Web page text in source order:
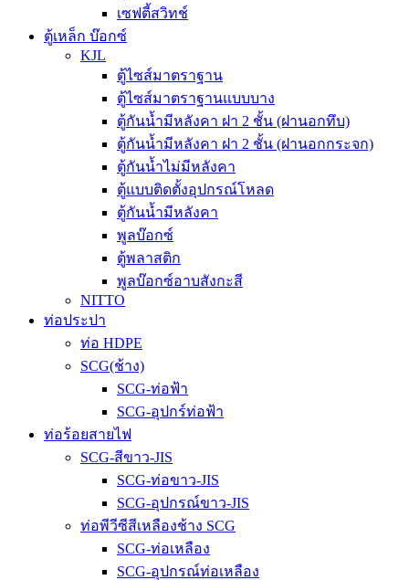
เซฟตี้สวิทช์
ตู้เหล็ก บ๊อกซ์
KJL
ตู้ไซส์มาตราฐาน
ตู้ไซส์มาตราฐานแบบบาง
ตู้กันน้ำมีหลังคา ฝา 2 ชั้น (ฝานอกทึบ)
ตู้กันน้ำมีหลังคา ฝา 2 ชั้น (ฝานอกกระจก)
ตู้กันน้ำไม่มีหลังคา
ตู้แบบติดตั้งอุปกรณ์โหลด
ตู้กันน้ำมีหลังคา
พูลบ๊อกซ์
ตู้พลาสติก
พูลบ๊อกซ์อาบสังกะสี
NITTO
ท่อประปา
ท่อ HDPE
SCG(ช้าง)
SCG-ท่อฟ้า
SCG-อุปกร์ท่อฟ้า
ท่อร้อยสายไฟ
SCG-สีขาว-JIS
SCG-ท่อขาว-JIS
SCG-อุปกรณ์ขาว-JIS
ท่อพีวีซีสีเหลืองช้าง SCG
SCG-ท่อเหลือง
SCG-อุปกรณ์ท่อเหลือง